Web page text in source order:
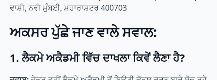
ਵਾਸ਼ੀ, ਨਵੀ ਮੁੰਬਈ, ਮਹਾਰਾਸ਼ਟਰ 400703
ਅਕਸਰ ਪੁੱਛੇ ਜਾਣ ਵਾਲੇ ਸਵਾਲ:
1.ਲੈਕਮੇ ਅਕੈਡਮੀ ਵਿੱਚ ਦਾਖਲਾ ਕਿਵੇਂ ਲੈਣਾ ਹੈ?